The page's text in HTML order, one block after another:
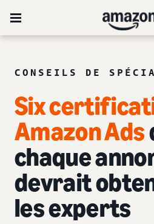
CONSEILS DE
Six
Amazon Ads
chaque
devrait
les experts